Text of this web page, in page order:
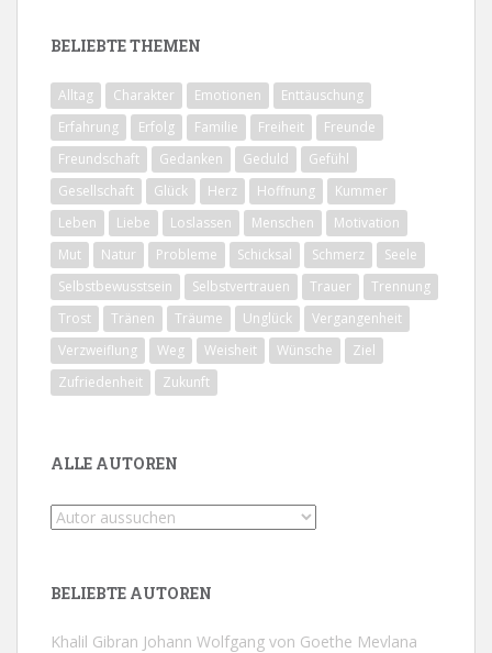
BELIEBTE THEMEN
Alltag Charakter Emotionen
Enttäuschung
Erfahrung
Erfolg Familie Freiheit
Freunde
Freundschaft
Gedanken Geduld
Gefühl
Gesellschaft
Glück Herz Hoffnung
Kummer
Leben
Liebe Loslassen Menschen
Motivation
Mut
Natur Probleme Schicksal Schmerz
Seele
Selbstbewusstsein
Selbstvertrauen Trauer
Trennung
Trost
Tränen Träume Unglück
Vergangenheit
Verzweiflung
Weg Weisheit Wünsche
Ziel
Zufriedenheit
Zukunft
ALLE AUTOREN
BELIEBTE AUTOREN
Khalil Gibran Johann Wolfgang von Goethe Mevlana